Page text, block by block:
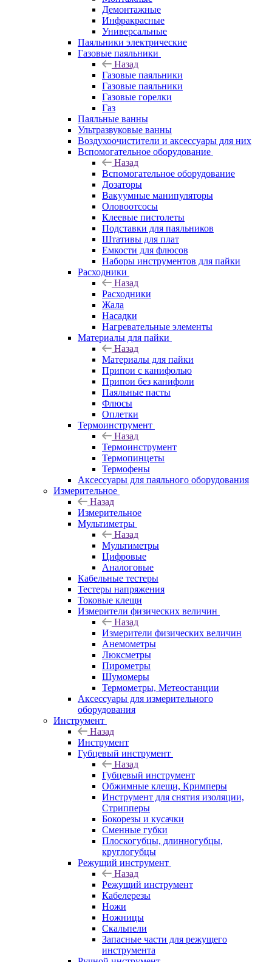
Демонтажные
Инфракрасные
Универсальные
Паяльники электрические
Газовые паяльники
Назад
Газовые паяльники
Газовые паяльники
Газовые горелки
Газ
Паяльные ванны
Ультразвуковые ванны
Воздухоочистители и аксессуары для них
Вспомогательное оборудование
Назад
Вспомогательное оборудование
Дозаторы
Вакуумные манипуляторы
Оловоотсосы
Клеевые пистолеты
Подставки для паяльников
Штативы для плат
Емкости для флюсов
Наборы инструментов для пайки
Расходники
Назад
Расходники
Жала
Насадки
Нагревательные элементы
Материалы для пайки
Назад
Материалы для пайки
Припои с канифолью
Припои без канифоли
Паяльные пасты
Флюсы
Оплетки
Термоинструмент
Назад
Термоинструмент
Термопинцеты
Термофены
Аксессуары для паяльного оборудования
Измерительное
Назад
Измерительное
Мультиметры
Назад
Мультиметры
Цифровые
Аналоговые
Кабельные тестеры
Тестеры напряжения
Токовые клещи
Измерители физических величин
Назад
Измерители физических величин
Анемометры
Люксметры
Пирометры
Шумомеры
Термометры, Метеостанции
Аксессуары для измерительного
оборудования
Инструмент
Назад
Инструмент
Губцевый инструмент
Назад
Губцевый инструмент
Обжимные клещи, Кримперы
Инструмент для снятия изоляции,
Стрипперы
Бокорезы и кусачки
Сменные губки
Плоскогубцы, длинногубцы,
круглогубцы
Режущий инструмент
Назад
Режущий инструмент
Кабелерезы
Ножи
Ножницы
Скальпели
Запасные части для режущего
инструмента